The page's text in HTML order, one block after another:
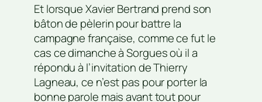
Et lorsque Xavier Bertrand prend son
bâton de pèlerin pour battre la
campagne française, comme ce fut le
cas ce dimanche à Sorgues où il a
répondu à l’invitation de Thierry
Lagneau, ce n’est pas pour porter la
bonne parole mais avant tout pour